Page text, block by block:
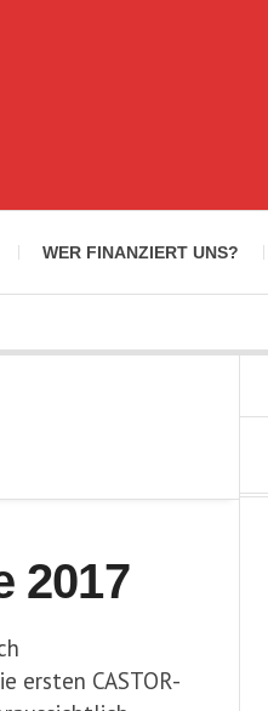
WER FINANZIERT UNS?
2017
ersten CASTOR-